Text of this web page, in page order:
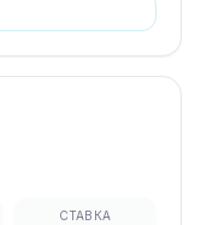
СТАВКА